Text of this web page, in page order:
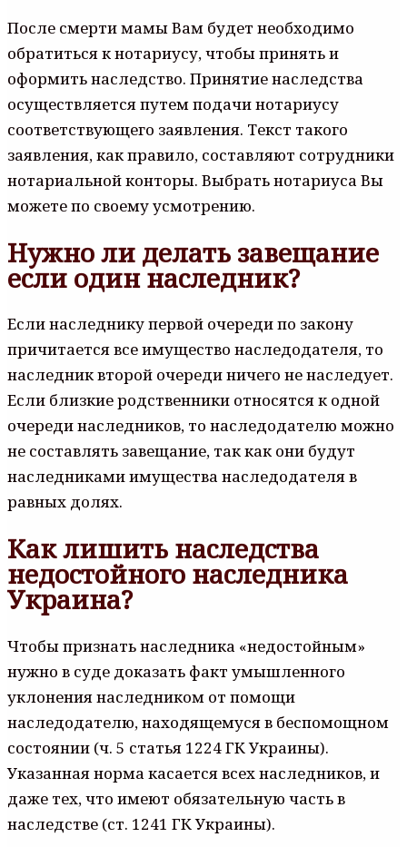
После смерти мамы Вам будет необходимо
обратиться к нотариусу, чтобы принять и
оформить наследство. Принятие наследства
осуществляется путем подачи нотариусу
соответствующего заявления. Текст такого
заявления, как правило, составляют сотрудники
нотариальной конторы. Выбрать нотариуса Вы
можете по своему усмотрению.
Нужно ли делать завещание
если один наследник?
Если наследнику первой очереди по закону
причитается все имущество наследодателя, то
наследник второй очереди ничего не наследует.
Если близкие родственники относятся к одной
очереди наследников, то наследодателю можно
не составлять завещание, так как они будут
наследниками имущества наследодателя в
равных долях.
Как лишить наследства
недостойного наследника
Украина?
Чтобы признать наследника «недостойным»
нужно в суде доказать факт умышленного
уклонения наследником от помощи
наследодателю, находящемуся в беспомощном
состоянии (ч. 5 статья 1224 ГК Украины).
Указанная норма касается всех наследников, и
даже тех, что имеют обязательную часть в
наследстве (ст. 1241 ГК Украины).